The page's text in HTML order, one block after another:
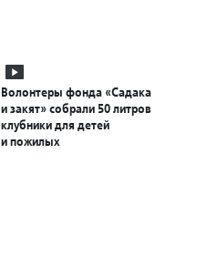
Волонтеры фонда «Садака
и закят» собрали 50 литров
клубники для детей
и пожилых